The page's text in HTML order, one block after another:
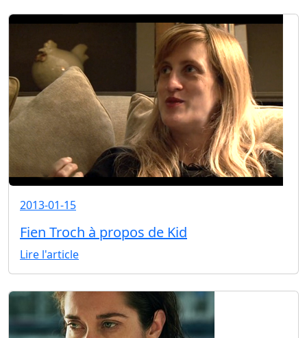
2013-01-15
Fien Troch à propos de Kid
Lire l'article